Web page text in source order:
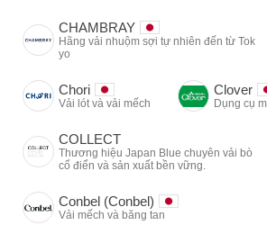
CHAMBRAY
Hãng vải nhuộm sợi tự nhiên đến từ Tok
yo
Chori
Vải lót và vải mếch
Clover
Dụng cụ
COLLECT
Thương hiệu Japan Blue chuyên vải bò
cổ điển và sản xuất bền vững.
Conbel (Conbel)
Vải mếch và băng tan